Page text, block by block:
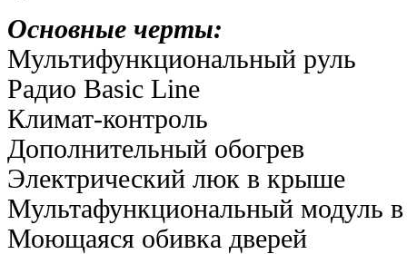
Основные черты:
Мультифункциональный руль
Радио Basic Line
Климат-контроль
Дополнительный обогрев
Электрический люк в крыше
Мультафункциональный модуль в
Моющаяся обивка дверей